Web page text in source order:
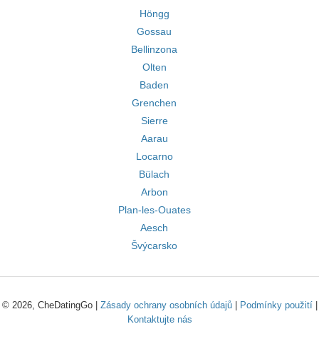
Höngg
Gossau
Bellinzona
Olten
Baden
Grenchen
Sierre
Aarau
Locarno
Bülach
Arbon
Plan-les-Ouates
Aesch
Švýcarsko
© 2026, CheDatingGo | Zásady ochrany osobních údajů| Podmínky použití|
Kontaktujte nás